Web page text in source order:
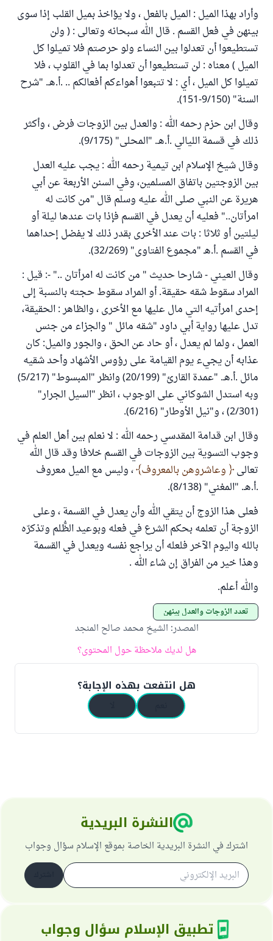
وأراد بهذا الميل : الميل بالفعل ، ولا يؤاخذ بميل القلب إذا سوى
بينهن في فعل القسم . قال الله سبحانه وتعالى : ( ولن
تستطيعوا أن تعدلوا بين النساء ولو حرصتم فلا تميلوا كل
الميل ) معناه : لن تستطيعوا أن تعدلوا بما في القلوب ، فلا
تميلوا كل الميل ، أي : لا تتبعوا أهواءكم أفعالكم .. .أ.هـ. "شرح
السنة" (9/150-151).
وقال ابن حزم رحمه الله : والعدل بين الزوجات فرض ، وأكثر
ذلك في قسمة الليالي .أ.هـ. "المحلى" (9/175).
وقال شيخ الإسلام ابن تيمية رحمه الله : يجب عليه العدل
بين الزوجتين باتفاق المسلمين، وفي السنن الأربعة عن أبي
هريرة عن النبي صلى الله عليه وسلم قال "من كانت له
امرأتان.." فعليه أن يعدل في القسم فإذا بات عندها ليلة أو
ليلتين أو ثلاثا : بات عند الأخرى بقدر ذلك لا يفضل إحداهما
في القسم .أ.هـ "مجموع الفتاوى" (32/269).
وقال العيني - شارحا حديث " من كانت له امرأتان .." -: قيل :
المراد سقوط شقه حقيقة. أو المراد سقوط حجته بالنسبة إلى
إحدى امرأتيه التي مال عليها مع الأخرى ، والظاهر : الحقيقة،
تدل عليها رواية أبي داود "شقه مائل " والجزاء من جنس
العمل ، ولما لم يعدل ، أو حاد عن الحق ، والجور والميل: كان
عذابه أن يجيء يوم القيامة على رؤوس الأشهاد وأحد شقيه
مائل .أ.هـ. "عمدة القارئ" (20/199) وانظر "المبسوط" (5/217)
وبه استدل الشوكاني على الوجوب ، انظر "السيل الجرار"
(2/301) ، و"نيل الأوطار" (6/216).
وقال ابن قدامة المقدسي رحمه الله : لا نعلم بين أهل العلم في
وجوب التسوية بين الزوجات في القسم خلافا وقد قال الله
تعالى
وعاشروهن بالمعروف ، وليس مع الميل معروف
.أ.هـ. "المغني" (8/138).
فعلى هذا الزوج أن يتقي الله وأن يعدل في القسمة ، وعلى
الزوجة أن تعلمه بحكم الشرع في فعله وبوعيد الظُّلم وتذكرّه
بالله واليوم الآخر فلعله أن يراجع نفسه ويعدل في القسمة
وهذا خير من الفراق إن شاء الله .
والله أعلم.
تعدد الزوجات والعدل بينهن
المصدر: الشيخ محمد صالح المنجد
هل لديك ملاحظة حول المحتوى؟
هل انتفعت بهذه الإجابة؟
النشرة البريدية
اشترك في النشرة البريدية الخاصة بموقع الإسلام سؤال وجواب
تطبيق الإسلام سؤال وجواب